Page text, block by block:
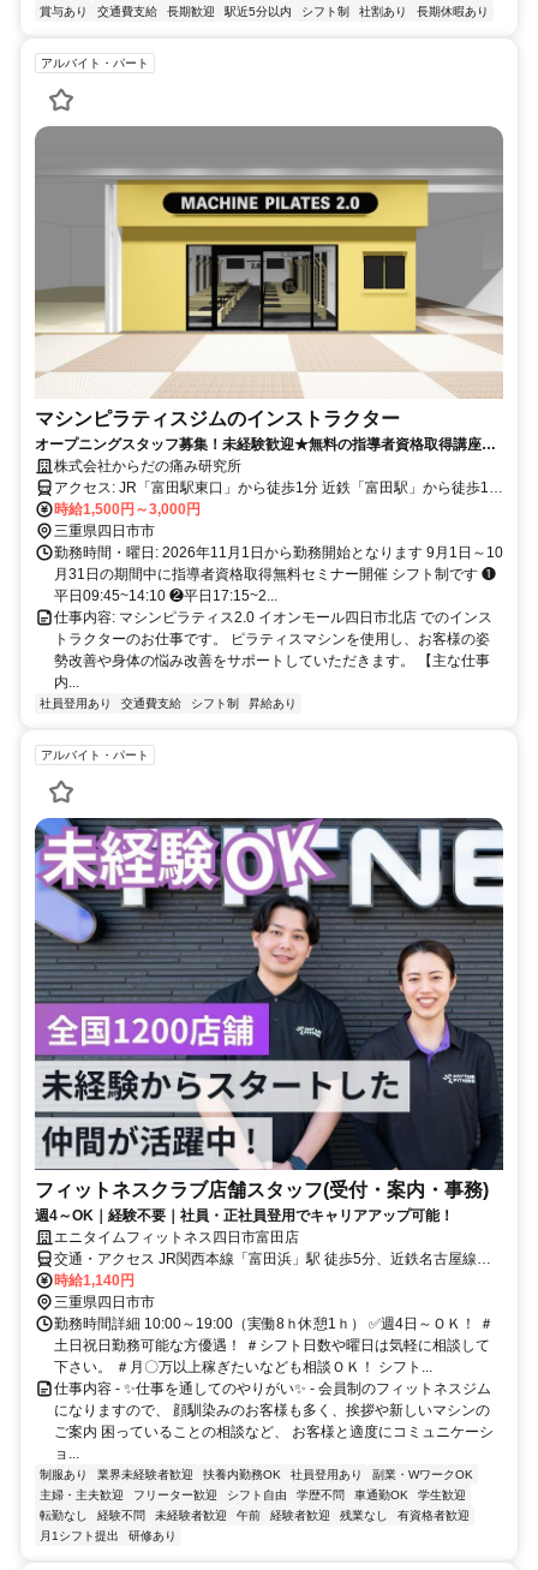
賞与あり
交通費支給 長期歓迎 駅近5分以内 シフト制 社割あり 長期休暇あり
アルバイト・パート
マシンピラティスジムのインストラクター
オープニングスタッフ募集！未経験歓迎★無料の指導者資格取得講座受
講後に勤務開始となるので未経験者でも安心して働けます
株式会社からだの痛み研究所
アクセス: JR「富田駅東口」から徒歩1分 近鉄「富田駅」から徒歩10
分 駐車場あり
時給1,500円～3,000円
三重県四日市市
勤務時間・曜日: 2026年11月1日から勤務開始となります 9月1日～10
月31日の期間中に指導者資格取得無料セミナー開催 シフト制です ❶
平日09:45~14:10 ❷平日17:15~2...
仕事内容: マシンピラティス2.0 イオンモール四日市北店 でのインス
トラクターのお仕事です。 ピラティスマシンを使用し、お客様の姿
勢改善や身体の悩み改善をサポートしていただきます。 【主な仕事
内...
社員登用あり 交通費支給 シフト制 昇給あり
アルバイト・パート
フィットネスクラブ店舗スタッフ(受付・案内・事務)
週4～OK｜経験不要｜社員・正社員登用でキャリアアップ可能！
エニタイムフィットネス四日市富田店
交通・アクセス JR関西本線「富田浜」駅 徒歩5分、近鉄名古屋線
「近鉄富田」駅 徒歩17分
時給1,140円
三重県四日市市
勤務時間詳細 10:00～19:00（実働8ｈ休憩1ｈ） ✅週4日～ＯＫ！ ＃
土日祝日勤務可能な方優遇！ ＃シフト日数や曜日は気軽に相談して
下さい。 ＃月〇万以上稼ぎたいなども相談ＯＫ！ シフト...
仕事内容 - ✨仕事を通してのやりがい✨ - 会員制のフィットネスジム
になりますので、 顔馴染みのお客様も多く、挨拶や新しいマシンの
ご案内 困っていることの相談など、 お客様と適度にコミュニケーシ
ョ...
制服あり 業界未経験者歓迎 扶養内勤務OK 社員登用あり
副業・WワークOK
主婦・主夫歓迎
フリーター歓迎 シフト自由 学歴不問 車通勤OK
学生歓迎
転勤なし
経験不問 未経験者歓迎 午前 経験者歓迎 残業なし
有資格者歓迎
月1シフト提出
研修あり